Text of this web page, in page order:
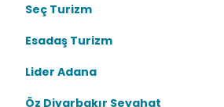
Seç Turizm
Esadaş Turizm
Lider Adana
Öz Diyarbakır Seyahat